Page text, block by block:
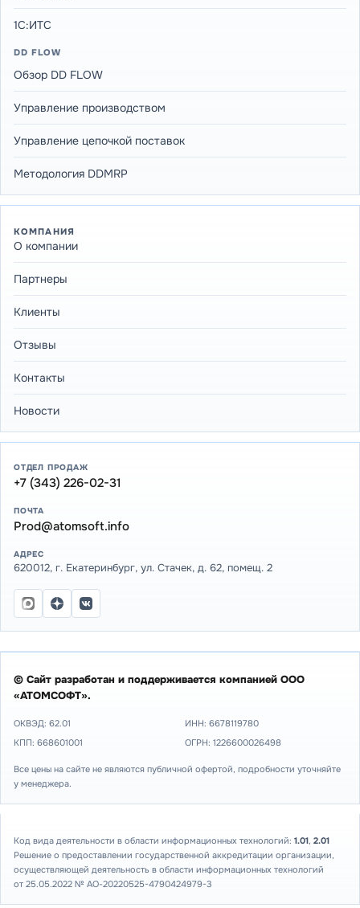
1С:ИТС
DD FLOW
Обзор DD FLOW
Управление производством
Управление цепочкой поставок
Методология DDMRP
КОМПАНИЯ
О компании
Партнеры
Клиенты
Отзывы
Контакты
Новости
ОТДЕЛ ПРОДАЖ
+7 (343) 226-02-31
ПОЧТА
Prod@atomsoft.info
АДРЕС
620012, г. Екатеринбург, ул. Стачек, д. 62, помещ. 2
© Сайт разработан и поддерживается компанией ООО
«АТОМСОФТ».
ОКВЭД: 62.01 ИНН: 6678119780
КПП: 668601001
ОГРН: 1226600026498
Все цены на сайте не являются публичной офертой, подробности уточняйте
у менеджера.
Код вида деятельности в области информационных технологий: 1.01, 2.01
Решение о предоставлении государственной аккредитации организации,
осуществляющей деятельность в области информационных технологий
от 25.05.2022 № АО-20220525-4790424979-3